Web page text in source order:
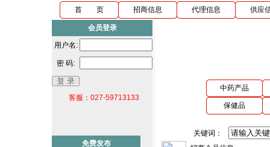
首 页
招商信息 代理信息 供应
会员登录
用户名:
密 码:
客服：027-59713133
免费发布
中药产品
保健品
关键词：